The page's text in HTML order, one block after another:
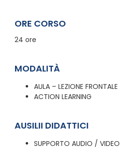
ORE CORSO
24 ore
MODALITÀ
AULA – LEZIONE FRONTALE
ACTION LEARNING
AUSILII DIDATTICI
SUPPORTO AUDIO / VIDEO